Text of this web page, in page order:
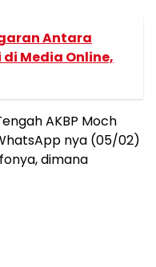
Antara
di Media Online,
AKBP Moch
nya (05/02)
dimana